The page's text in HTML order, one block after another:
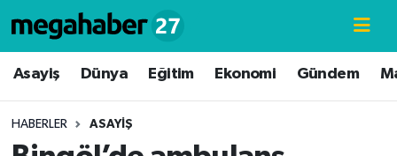
Asayiş Dünya Eğitim Ekonomi Gündem
HABERLER ASAYIŞ
Hava Durumu